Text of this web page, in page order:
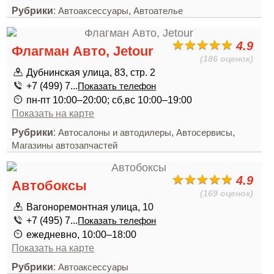
Рубрики:Автоаксессуары,Автоателье
4.9
(186 оценок)
Флагман Авто, Jetour
Дубнинская улица, 83, стр. 2
+7 (499) 7...Показать телефон
пн-пт 10:00–20:00; сб,вс 10:00–19:00
Показать на карте
Рубрики:Автосалоны и автодилеры,Автосервисы,
Магазины автозапчастей
4.9
(169 оценок)
Автобоксы
Вагоноремонтная улица, 10
+7 (495) 7...Показать телефон
ежедневно, 10:00–18:00
Показать на карте
Рубрики:Автоаксессуары